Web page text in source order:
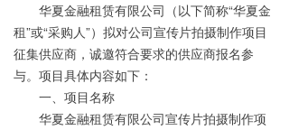
联系我们
华夏金融租赁有限公司（以下简称“华夏金
租”或“采购人”）拟对公司宣传片拍摄制作项目
征集供应商，诚邀符合要求的供应商报名参
与。项目具体内容如下：
一、项目名称
华夏金融租赁有限公司宣传片拍摄制作项